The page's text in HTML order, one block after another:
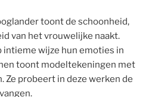
toont de schoonheid,
van het vrouwelijke naakt.
intieme wijze hun emoties in
toont modeltekeningen met
Ze probeert in deze werken de